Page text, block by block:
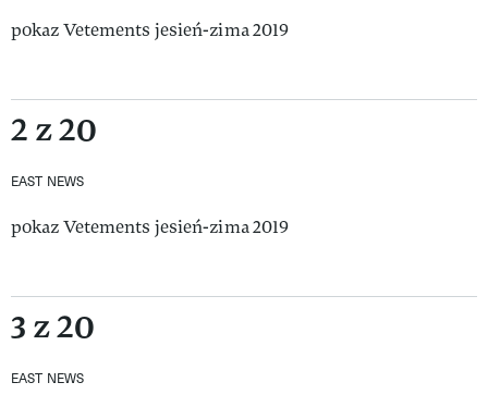
pokaz Vetements jesień-zima 2019
2 z 20
EAST NEWS
pokaz Vetements jesień-zima 2019
3 z 20
EAST NEWS